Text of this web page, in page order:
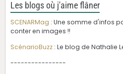
Les blogs où j'aime flâner
SCENARMag : Une somme d'infos
conter en images !!
ScénarioBuzz : Le blog de Nathalie
----------------